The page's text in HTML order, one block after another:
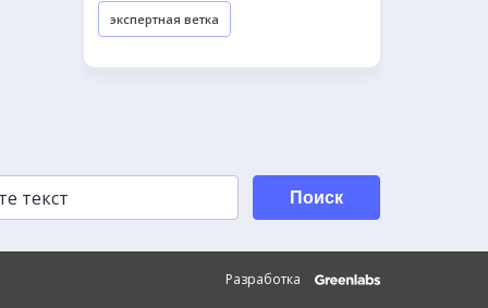
экспертная ветка
Поиск
Разработка